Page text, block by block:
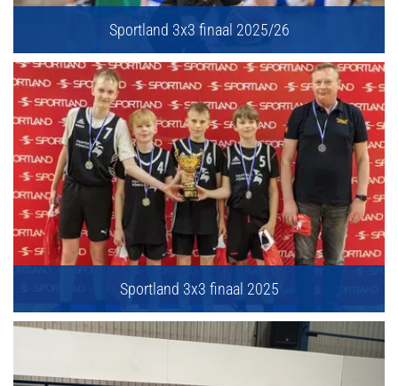
Sportland 3x3 finaal 2025/26
Sportland 3x3 finaal 2025